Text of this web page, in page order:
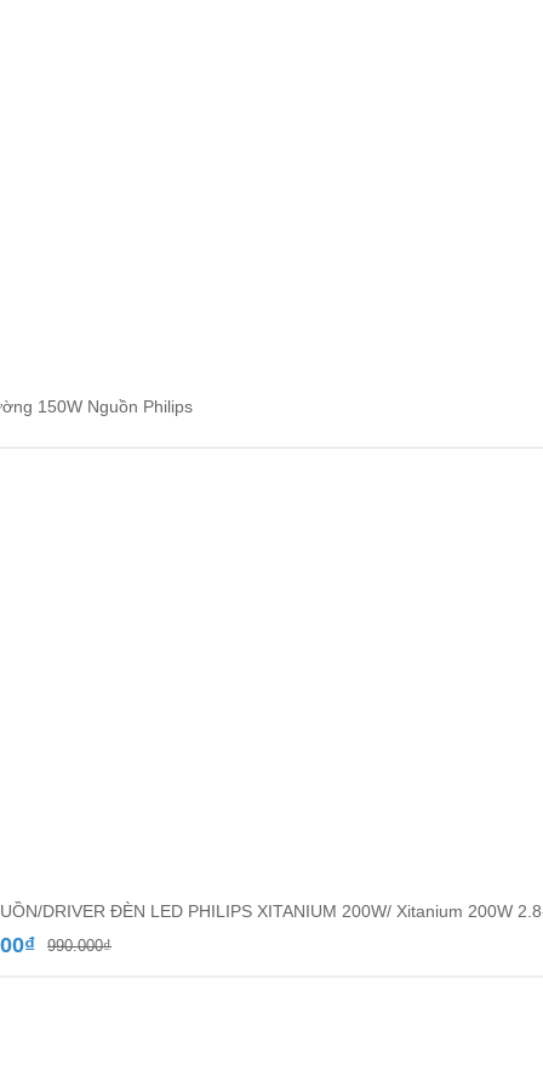
150W Nguồn Philips
DRIVER ĐÈN LED PHILIPS XITANIUM 200W/ Xitanium 200W
990.000₫Giá
₫
Giá